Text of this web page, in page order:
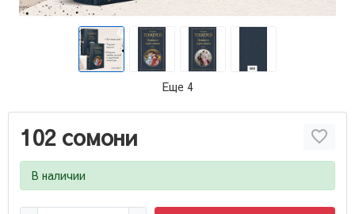
Еще 4
102 сомони
В наличии